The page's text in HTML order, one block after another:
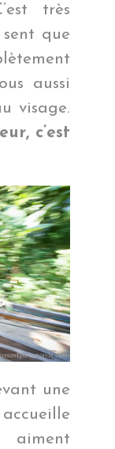
très
que
aussi
visage.
c’est
une